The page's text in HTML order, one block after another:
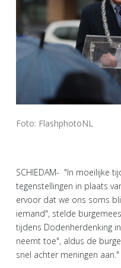
Foto: FlashphotoNL
SCHIEDAM- "In moeilijke
tegenstellingen in plaats
ervoor dat we ons soms
iemand", stelde
tijdens Dodenherdenking
neemt toe", aldus de
snel achter meningen aan."